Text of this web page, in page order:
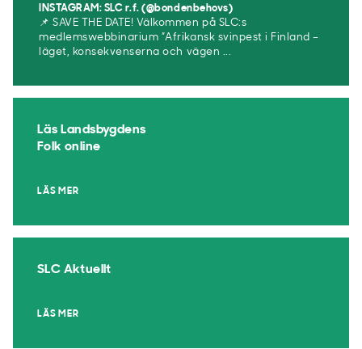
INSTAGRAM: SLC r.f. (@bondenbehovs)
📌 SAVE THE DATE! Välkommen på SLC:s
medlemswebbinarium ”Afrikansk svinpest i Finland –
läget, konsekvenserna och vägen ...
Läs Landsbygdens
Folk online
LÄS MER
SLC Aktuellt
LÄS MER